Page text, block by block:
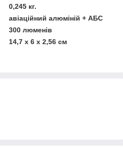
0,245 кг.
авіаційний алюміній + АБС
300 люменів
14,7 х 6 х 2,56 см